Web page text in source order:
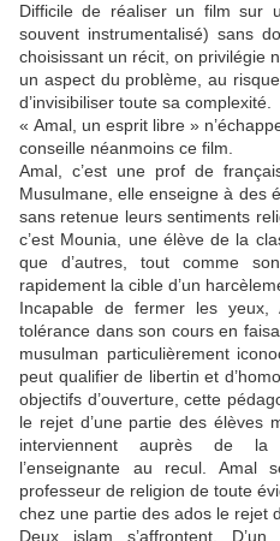
Difficile de réaliser un film sur
souvent instrumentalisé) sans
choisissant un récit, on privilégie
un aspect du problème, au
d’invisibiliser toute sa complexité.
« Amal, un esprit libre »
conseille néanmoins ce film.
Amal, c’est une prof de
Musulmane, elle enseigne à des
sans retenue leurs sentiments
c’est Mounia, une élève de la
que d’autres, tout comme
rapidement la cible d’un
Incapable de fermer les
tolérance dans son cours en
musulman particulièrement
peut qualifier de libertin et
objectifs d’ouverture, cette
le rejet d’une partie des élèves
interviennent auprès de la
l’enseignante au recul. Amal
professeur de religion de toute
chez une partie des ados le rejet
Deux islam s’affrontent.